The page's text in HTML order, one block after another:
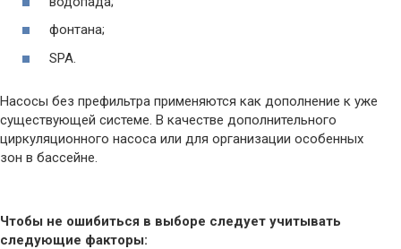
фонтана;
SPA.
Насосы без префильтра применяются как дополнение к уже
существующей системе. В качестве дополнительного
циркуляционного насоса или для организации особенных
зон в бассейне.
Чтобы не ошибиться в выборе следует учитывать
следующие факторы: